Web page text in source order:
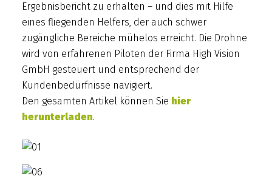
Ergebnisbericht zu erhalten – und dies mit Hilfe
eines fliegenden Helfers, der auch schwer
zugängliche Bereiche mühelos erreicht. Die Drohne
wird von erfahrenen Piloten der Firma High Vision
GmbH gesteuert und entsprechend der
Kundenbedürfnisse navigiert.
Den gesamten Artikel können Sie hier
herunterladen.